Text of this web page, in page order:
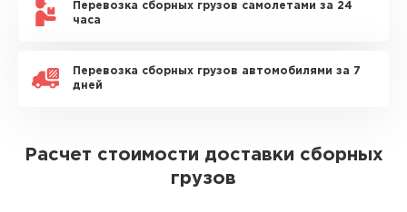
Перевозка сборных грузов самолетами за 24
часа
Перевозка сборных грузов автомобилями за 7
дней
Расчет стоимости доставки сборных
грузов